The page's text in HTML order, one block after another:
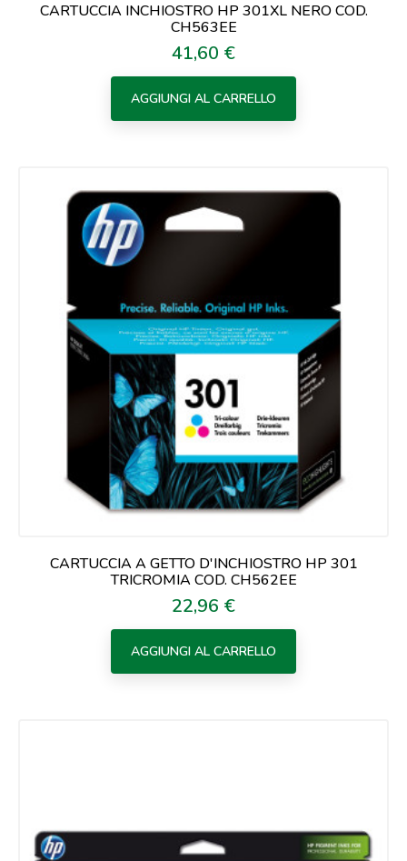
CARTUCCIA INCHIOSTRO HP 301XL NERO COD.
CH563EE
Prezzo
41,60 €
AGGIUNGI AL CARRELLO
CARTUCCIA A GETTO D'INCHIOSTRO HP 301
TRICROMIA COD. CH562EE
Prezzo
22,96 €
AGGIUNGI AL CARRELLO